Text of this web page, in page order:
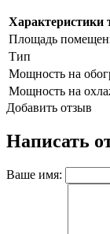
Характеристики
Площадь
Тип
Мощность на
Мощность на
Добавить отзыв
Написать
Ваше имя: